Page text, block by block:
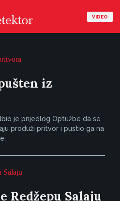
VIDEO
iz
je prijedlog Optužbe da se
produži pritvor i pustio ga na
Redžepu Salaju